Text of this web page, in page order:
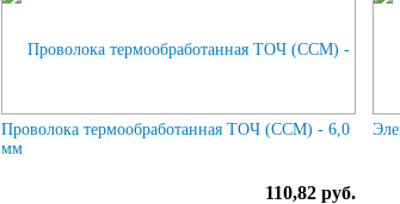
Проволока термообработанная ТОЧ (ССМ) - 6,0
мм
110,82 руб.